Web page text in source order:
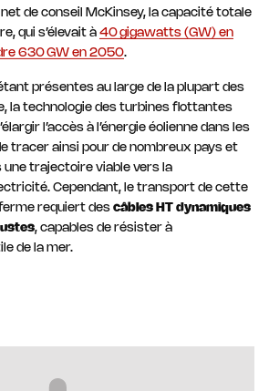
de conseil McKinsey, la capacité totale
qui s’élevait à 40 gigawatts (GW) en
630 GW en 2050.
présentes au large de la plupart des
la technologie des turbines flottantes
l’accès à l’énergie éolienne dans les
tracer ainsi pour de nombreux pays et
une trajectoire viable vers la
Cependant, le transport de cette
requiert des câbles HT dynamiques
, capables de résister à
de la mer.